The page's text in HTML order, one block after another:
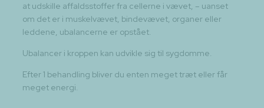
at udskille affaldsstoffer fra cellerne i vævet, – uanset
om det er i muskelvævet, bindevævet, organer eller
leddene, ubalancerne er opstået.
Ubalancer i kroppen kan udvikle sig til sygdomme.
Efter 1 behandling bliver du enten meget træt eller får
meget energi.